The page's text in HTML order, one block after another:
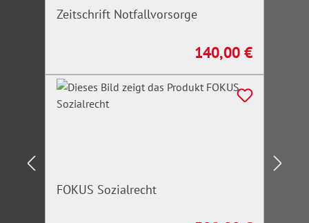
Zeitschrift Notfallvorsorge
Regulärer Preis:
140,00 €
FOKUS Sozialrecht